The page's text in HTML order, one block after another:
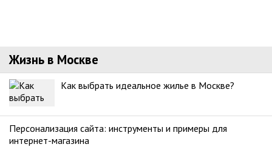
Жизнь в Москве
Как выбрать идеальное жилье в Москве?
Персонализация сайта: инструменты и примеры для
интернет-магазина